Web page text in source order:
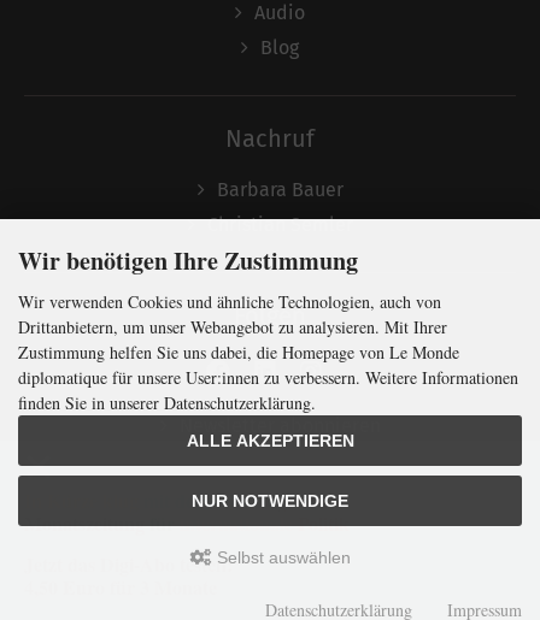
mit der weltweitgrößten
MonatszeitungfürinternationalePolitik
Jetzt das Digi-Abo testen:
Audio
Blog
Nachruf
Barbara Bauer
Christian Semler
Folgen
LMd © 2026 | Template © 2009-2026 bymodified eCommerce Shopsoftware
Wir benötigen Ihre Zustimmung
Wir verwenden Cookies und ähnliche Technologien, auch von
Drittanbietern, um unser Webangebot zu analysieren. Mit Ihrer
Zustimmung helfen Sie uns dabei, die Homepage von Le Monde
diplomatique für unsere User:innen zu verbessern. Weitere Informationen
finden Sie in unserer Datenschutzerklärung.
ALLE AKZEPTIEREN
NUR NOTWENDIGE
Selbst auswählen
Datenschutzerklärung Impressum